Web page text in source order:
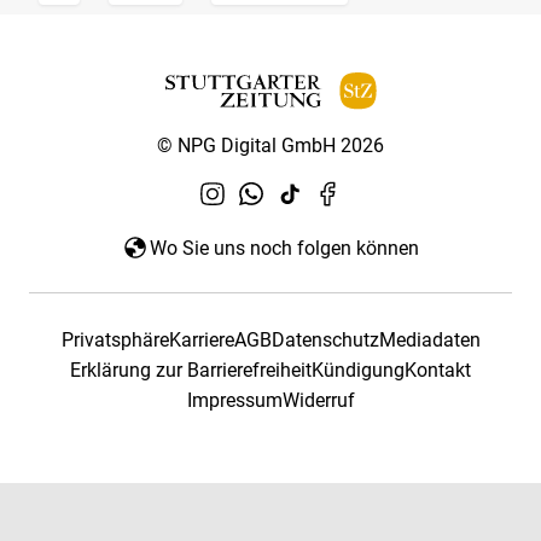
© NPG Digital GmbH 2026
Wo Sie uns noch folgen können
PrivatsphäreKarriereAGBDatenschutzMediadaten
Erklärung zur BarrierefreiheitKündigungKontakt
ImpressumWiderruf